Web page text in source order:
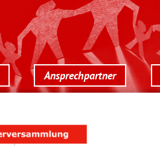
Ansprechpartner